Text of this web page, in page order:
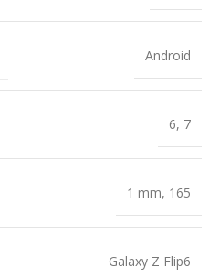
Android
6, 7
1 mm, 165
Galaxy Z Flip6